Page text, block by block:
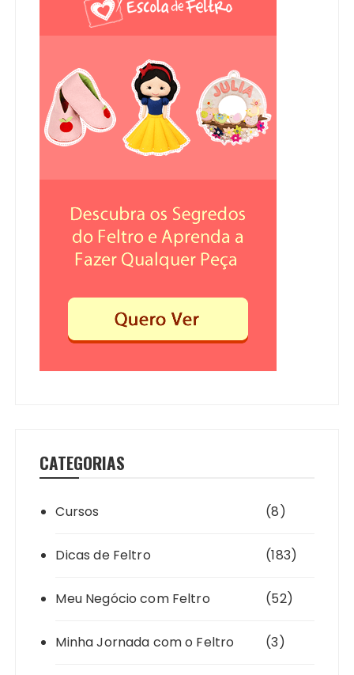
CATEGORIAS
Cursos (8)
Dicas de Feltro (183)
Meu Negócio com Feltro (52)
Minha Jornada com o Feltro (3)